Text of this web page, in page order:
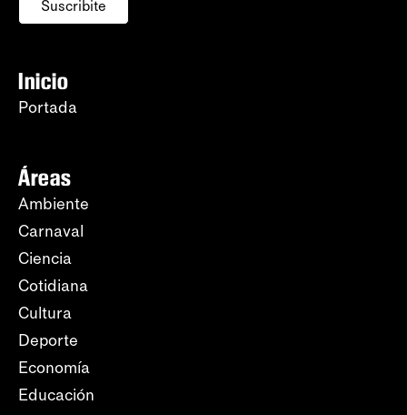
Suscribite
Inicio
Portada
Áreas
Ambiente
Carnaval
Ciencia
Cotidiana
Cultura
Deporte
Economía
Educación